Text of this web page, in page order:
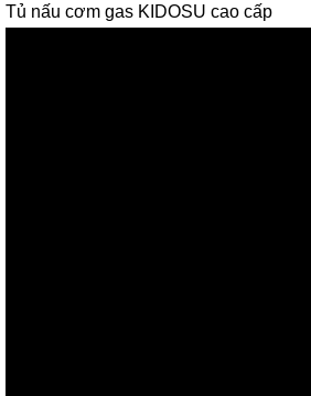
Tủ nấu cơm gas KIDOSU cao cấp